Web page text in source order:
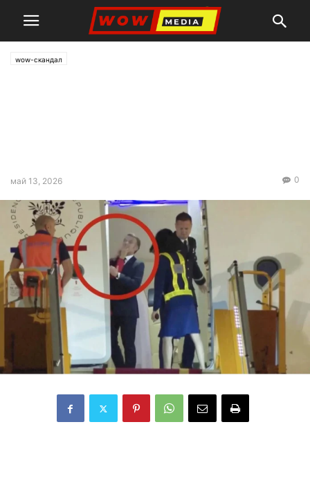
wow-скандал
май 13, 2026 0